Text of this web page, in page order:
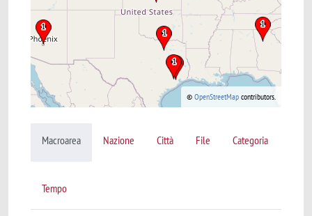
© OpenStreetMap contributors.
Macroarea Nazione Città File Categoria
Tempo